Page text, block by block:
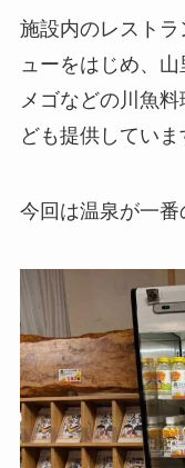
施設内のレスト
ューをはじめ、
メゴなどの川魚
ども提供していま
今回は温泉が一番